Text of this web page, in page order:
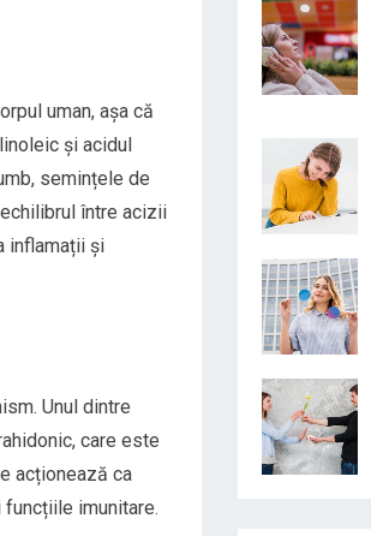
uman, așa că
și acidul
semințele de
între acizii
inflamații și
Unul dintre
care este
acționează ca
imunitare.